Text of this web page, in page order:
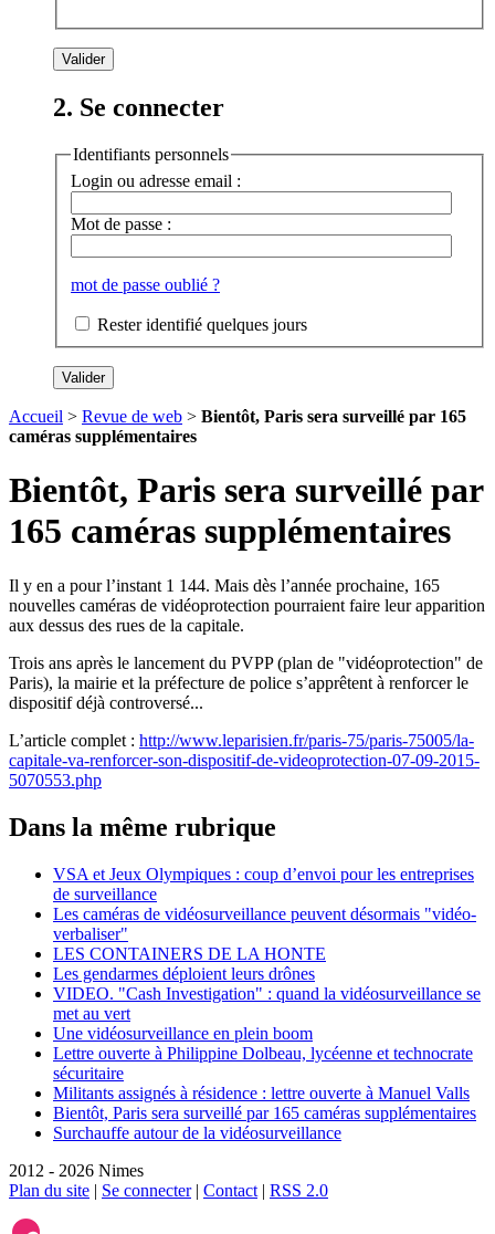
2. Se connecter
Identifiants personnels
Login ou adresse email :
Mot de passe :
mot de passe oublié ?
Rester identifié quelques jours
Accueil > Revue de web > Bientôt, Paris sera surveillé par 165
caméras supplémentaires
Bientôt, Paris sera surveillé par
165 caméras supplémentaires
Il y en a pour l’instant 1 144. Mais dès l’année prochaine, 165
nouvelles caméras de vidéoprotection pourraient faire leur apparition
aux dessus des rues de la capitale.
Trois ans après le lancement du PVPP (plan de "vidéoprotection" de
Paris), la mairie et la préfecture de police s’apprêtent à renforcer le
dispositif déjà controversé...
L’article complet : http://www.leparisien.fr/paris-75/paris-75005/la-
capitale-va-renforcer-son-dispositif-de-videoprotection-07-09-2015-
5070553.php
Dans la même rubrique
VSA et Jeux Olympiques : coup d’envoi pour les entreprises
de surveillance
Les caméras de vidéosurveillance peuvent désormais "vidéo-
verbaliser"
LES CONTAINERS DE LA HONTE
Les gendarmes déploient leurs drônes
VIDEO. "Cash Investigation" : quand la vidéosurveillance se
met au vert
Une vidéosurveillance en plein boom
Lettre ouverte à Philippine Dolbeau, lycéenne et technocrate
sécuritaire
Militants assignés à résidence : lettre ouverte à Manuel Valls
Bientôt, Paris sera surveillé par 165 caméras supplémentaires
Surchauffe autour de la vidéosurveillance
2012 - 2026 Nimes
Plan du site | Se connecter| Contact | RSS 2.0